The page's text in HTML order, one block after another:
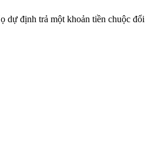
dự định trả một khoản tiền chuộc đổi